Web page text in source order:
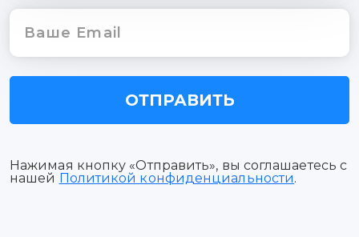
ОТПРАВИТЬ
Нажимая кнопку «Отправить», вы соглашаетесь с
нашей Политикой конфиденциальности.